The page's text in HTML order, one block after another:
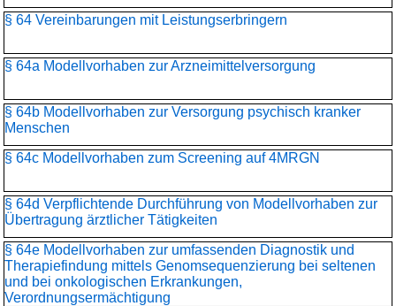
§ 64 Vereinbarungen mit Leistungserbringern
§ 64a Modellvorhaben zur Arzneimittelversorgung
§ 64b Modellvorhaben zur Versorgung psychisch kranker
Menschen
§ 64c Modellvorhaben zum Screening auf 4MRGN
§ 64d Verpflichtende Durchführung von Modellvorhaben zur
Übertragung ärztlicher Tätigkeiten
§ 64e Modellvorhaben zur umfassenden Diagnostik und
Therapiefindung mittels Genomsequenzierung bei seltenen
und bei onkologischen Erkrankungen,
Verordnungsermächtigung